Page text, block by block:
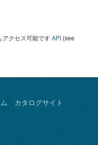
アクセス可能ですAPI (see
カタログサイト